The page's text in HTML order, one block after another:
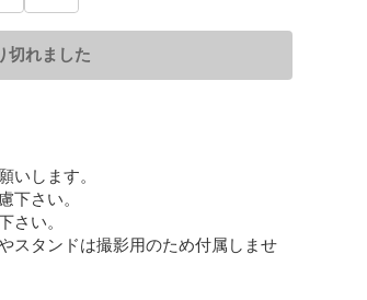
切れました
いします。
さい。
い。
スタンドは撮影用のため付属しませ